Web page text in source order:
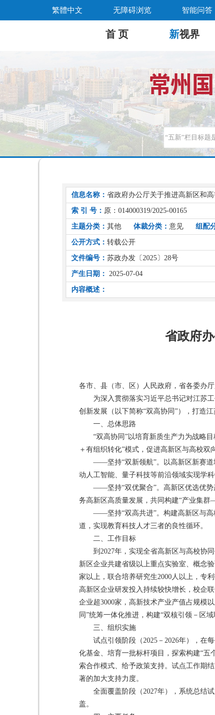
繁體中文 无障碍浏览 智能问答
首 页 新视界
信息名称： 省政府办公厅关于推进高新区和
索 引 号： 原：014000319/2025-00165
主题分类： 其他 体裁分类： 意见 组配
公开方式： 转载公开
文件编号： 苏政办发〔2025〕28号
产生日期： 2025-07-04
内容概述：
省政府
各市、县（市、区）人民政府，省各委办
为深入贯彻落实习近平总书记对江苏
创新发展（以下简称“双高协同”），打造
一、总体思路
“双高协同”以培育新质生产力为战略
＋有组织转化”模式，促进高新区与高校双
——坚持“双新领航”。以高新区新赛道
动人工智能、量子科技等前沿领域实现学科
——坚持“双优聚合”。高新区优选优势
务高新区高质量发展，共同构建“产业集群
——坚持“双高共进”。构建高新区与高
道，实现教育科技人才三者的良性循环。
二、工作目标
到2027年，实现全省高新区与高校协
新区企业共建省级以上重点实验室、概念
家以上，联合培养研究生2000人以上，专
高新区企业研发投入持续较快增长，校企
企业超3000家，高新技术产业产值占规模
同”统筹一体化推进，构建“双核引领－区
三、组织实施
试点引领阶段（2025－2026年），在
化基金、培育一批标杆项目，探索构建“
索合作模式、给予政策支持。试点工作期
著的加大支持力度。
全面覆盖阶段（2027年），系统总结
盖。